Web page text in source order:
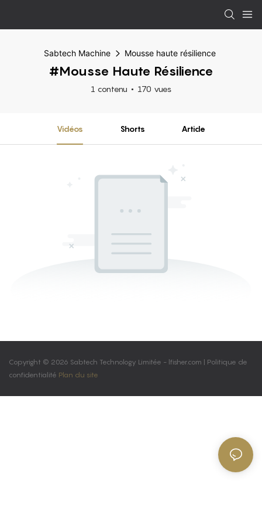
Sabtech Machine Mousse haute résilience
#Mousse Haute Résilience
1 contenu 170 vues
Vidéos Shorts Article
Copyright © 2026 Sabtech Technology Limitée - lfisher.com | Politique de
confidentialité Plan du site